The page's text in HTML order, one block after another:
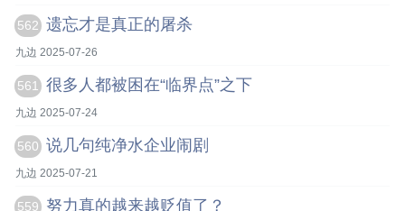
562 遗忘才是真正的屠杀
九边 2025-07-26
561 很多人都被困在“临界点”之下
九边 2025-07-24
560 说几句纯净水企业闹剧
九边 2025-07-21
559 努力真的越来越贬值了？